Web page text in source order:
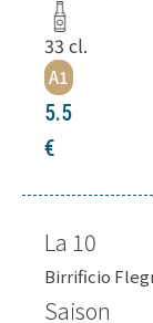
33 cl.
A1
5.5
€
La 10
Birrificio
Saison